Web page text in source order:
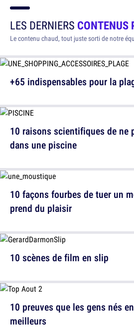
LES DERNIERS CONTENUS
Le contenu chaud, tout juste sorti de notre
+65 indispensables pour la
10 façons fourbes de tuer un
prend du plaisir
10 preuves que les gens nés
meilleurs
10 raisons scientifiques de ne
dans une piscine
10 scènes de film en slip